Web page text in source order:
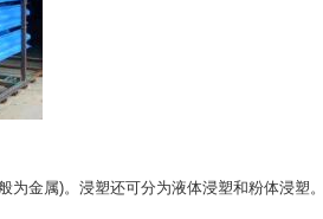
金属)。浸塑还可分为液体浸塑和粉体浸塑。